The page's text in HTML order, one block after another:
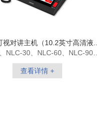
视对讲主机（10.2英寸高清液...
NLC-30、NLC-60、NLC-90、
NLC-120
查看详情 +